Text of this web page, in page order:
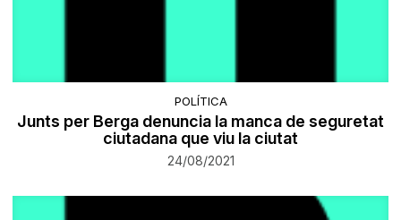
POLÍTICA
Junts per Berga denuncia la manca de seguretat
ciutadana que viu la ciutat
24/08/2021